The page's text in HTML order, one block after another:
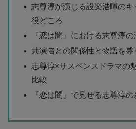
志尊淳が演じる設楽浩暉のキ
役どころ
『恋は闇』における志尊淳
共演者との関係性と物語を盛
志尊淳×サスペンスドラマの
比較
『恋は闇』で見せる志尊淳